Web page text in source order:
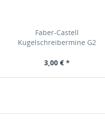
Faber-Castell
Kugelschreibermine G2
3,00 € *